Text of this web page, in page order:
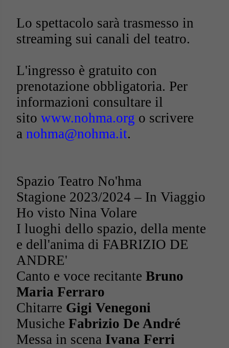
Lo spettacolo sarà trasmesso in
streaming sui canali del teatro.
L'ingresso è gratuito con
prenotazione obbligatoria. Per
informazioni consultare il
sito www.nohma.org o scrivere
a nohma@nohma.it.
Spazio Teatro No'hma
Stagione 2023/2024 – In Viaggio
Ho visto Nina Volare
I luoghi dello spazio, della mente
e dell'anima di FABRIZIO DE
ANDRE'
Canto e voce recitante Bruno
Maria Ferraro
Chitarre Gigi Venegoni
Musiche Fabrizio De André
Messa in scena Ivana Ferri